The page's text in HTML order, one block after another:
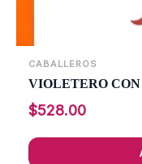
CABALLEROS
VIOLETERO CON
$528.00